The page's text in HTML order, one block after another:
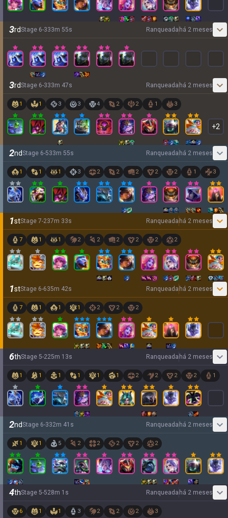
3rdStage 6-333m 55s Ranqueada há 2 meses
3rdStage 6-333m 47s Ranqueada há 2 meses
1 1 3 3 4 2 2 1 3
+2
2ndStage 6-533m 55s Ranqueada há 2 meses
1 1 1 3 2 2 2 2 2 1 3
1stStage 7-237m 33s Ranqueada há 2 meses
7 1 1 2 2 2 2 2 2
1stStage 6-635m 42s Ranqueada há 2 meses
7 1 1 1 2 2 2
6thStage 5-225m 13s Ranqueada há 2 meses
1 1 1 1 1 1 2 2 2 2 1
2ndStage 6-332m 41 s Ranqueada há 2 meses
1 1 5 2 2 2 2 2
4thStage 5-528m 1 s Ranqueada há 2 meses
6 1 1 3 2 2 2 3